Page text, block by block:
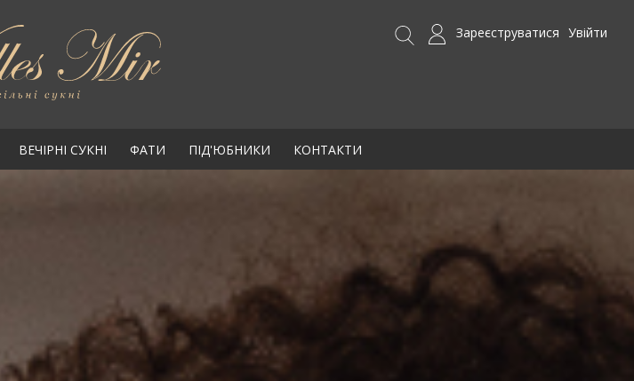
Увійти
Зареєструватися
ВЕЧІРНІ СУКНІ ФАТИ ПІД'ЮБНИКИ КОНТАКТИ